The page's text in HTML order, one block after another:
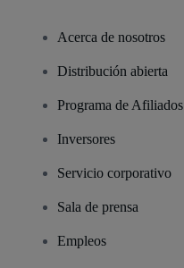
Acerca de nosotros
Distribución abierta
Programa de Afiliados
Inversores
Servicio corporativo
Sala de prensa
Empleos